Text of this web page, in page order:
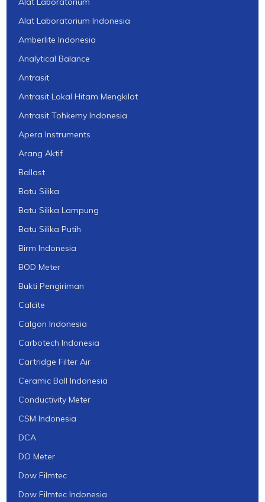
Alat Laboratorium Indonesia
Amberlite Indonesia
Analytical Balance
Antrasit
Antrasit Lokal Hitam Mengkilat
Antrasit Tohkemy Indonesia
Apera Instruments
Arang Aktif
Ballast
Batu Silika
Batu Silika Lampung
Batu Silika Putih
Birm Indonesia
BOD Meter
Bukti Pengiriman
Calcite
Calgon Indonesia
Carbotech Indonesia
Cartridge Filter Air
Ceramic Ball Indonesia
Conductivity Meter
CSM Indonesia
DCA
DO Meter
Dow Filmtec
Dow Filmtec Indonesia